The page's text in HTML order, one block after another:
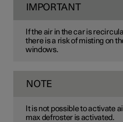
IMPORTANT
If the air in the car is
there is a risk of misting on
windows.
NOTE
It is not possible to activate
max defroster is activated.